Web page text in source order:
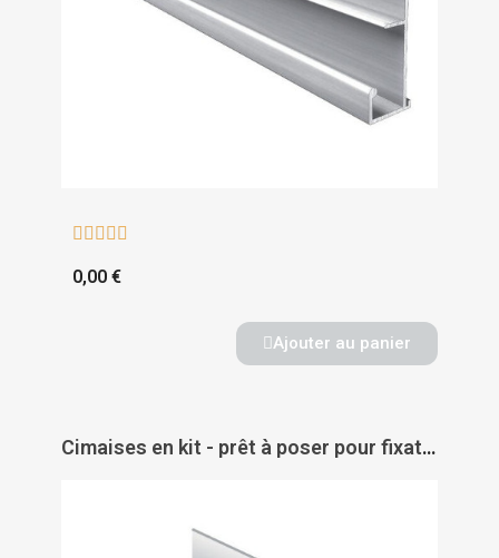
    
0,00 €
Ajouter au panier
Cimaises en kit - prêt à poser pour fixation tableaux - cimaises - systèmes modulaires - CIVIC